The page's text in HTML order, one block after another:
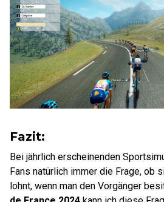
Fazit:
Bei jährlich erscheinenden
Fans natürlich immer die Frage, ob
lohnt, wenn man den Vorgänger